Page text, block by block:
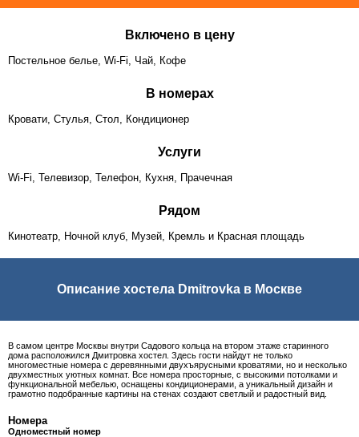
Включено в цену
Постельное белье, Wi-Fi, Чай, Кофе
В номерах
Кровати, Стулья, Стол, Кондиционер
Услуги
Wi-Fi, Телевизор, Телефон, Кухня, Прачечная
Рядом
Кинотеатр, Ночной клуб, Музей, Кремль и Красная площадь
Описание хостела Dmitrovka в Москве
В самом центре Москвы внутри Садового кольца на втором этаже старинного
дома расположился Дмитровка хостел. Здесь гости найдут не только
многоместные номера с деревянными двухъярусными кроватями, но и несколько
двухместных уютных комнат. Все номера просторные, с высокими потолками и
функциональной мебелью, оснащены кондиционерами, а уникальный дизайн и
грамотно подобранные картины на стенах создают светлый и радостный вид.
Номера
Одноместный номер